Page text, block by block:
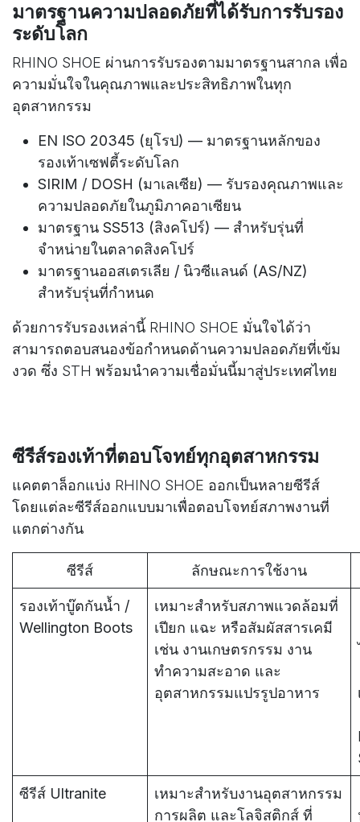
มาตรฐานความปลอดภัยที่ได้รับการรับรอง
ระดับโลก
RHINO SHOE ผ่านการรับรองตามมาตรฐานสากล เพื่อ
ความมั่นใจในคุณภาพและประสิทธิภาพในทุก
อุตสาหกรรม
EN ISO 20345 (ยุโรป) — มาตรฐานหลักของ
รองเท้าเซฟตี้ระดับโลก
SIRIM / DOSH (มาเลเซีย) — รับรองคุณภาพและ
ความปลอดภัยในภูมิภาคอาเซียน
มาตรฐาน SS513 (สิงคโปร์) — สำหรับรุ่นที่
จำหน่ายในตลาดสิงคโปร์
มาตรฐานออสเตรเลีย / นิวซีแลนด์ (AS/NZ)
สำหรับรุ่นที่กำหนด
ด้วยการรับรองเหล่านี้ RHINO SHOE มั่นใจได้ว่า
สามารถตอบสนองข้อกำหนดด้านความปลอดภัยที่เข้ม
งวด ซึ่ง STH พร้อมนำความเชื่อมั่นนี้มาสู่ประเทศไทย​
ซีรีส์รองเท้าที่ตอบโจทย์ทุกอุตสาหกรรม​
แคตตาล็อกแบ่ง RHINO SHOE ออกเป็นหลายซีรีส์
โดยแต่ละซีรีส์ออกแบบมาเพื่อตอบโจทย์สภาพงานที่
แตกต่างกัน
ซีรีส์ ลักษณะการใช้งาน
รองเท้าบู๊ตกันน้ำ /
Wellington Boots
เหมาะสำหรับสภาพแวดล้อมที่
เปียก แฉะ หรือสัมผัสสารเคมี
เช่น งานเกษตรกรรม งาน
ทำความสะอาด และ
อุตสาหกรรมแปรรูปอาหาร
ซีรีส์ Ultranite
เหมาะสำหรับงานอุตสาหกรรม
การผลิต และโลจิสติกส์ ที่